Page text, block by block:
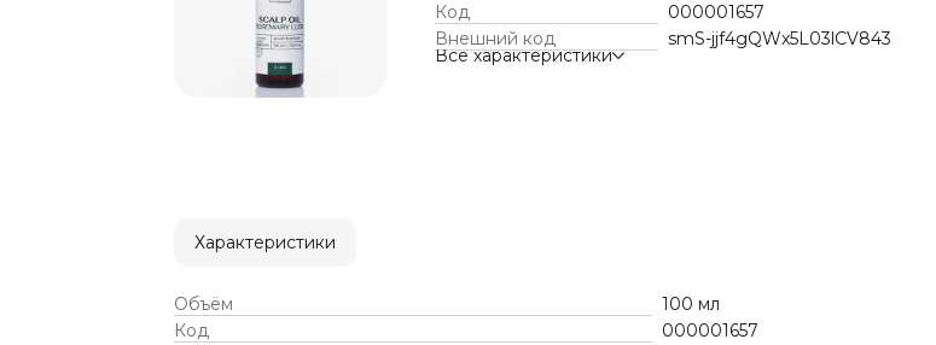
Код
000001657
Внешний код
smS-jjf4gQWx5L03lCV843
Все характеристики
Характеристики
Объём
100 мл
Код
000001657